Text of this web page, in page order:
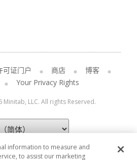
可证门户 商店
博客
Your Privacy Rights
LLC. All rights Reserved.
information to measure and
to assist our marketing